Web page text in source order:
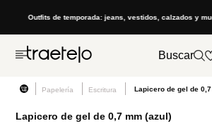
Outfits de temporada: jeans, vestidos, calzados y
Buscar
Papelería Escritura Lapicero de gel de
Lapicero de gel de 0,7 mm (azul)